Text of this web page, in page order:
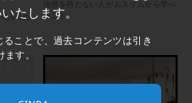
たします。
ことで、過去コンテンツは引き
す。
ら5つの
信仰を持たない人がムスリムから学べ
ること